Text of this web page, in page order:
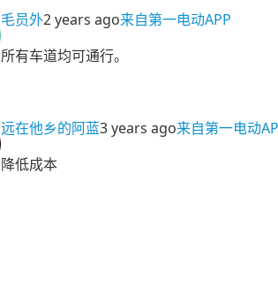
毛员外2 years ago来自第一电动APP
所有车道均可通行。
远在他乡的阿蓝3 years ago来自第一电动
降低成本